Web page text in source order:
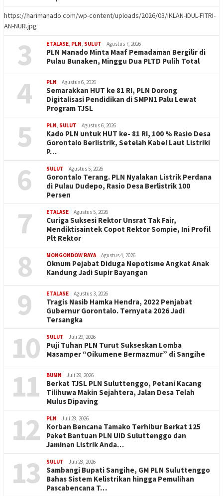
https://harimanado.com/wp-content/uploads/2026/03/IKLAN-IDUL-FITRI-
AN-NUR.jpg
3 ETALASE PLN SULUT Agustus 7, 2026
PLN Manado Minta Maaf Pemadaman Bergilir di
Pulau Bunaken, Minggu Dua PLTD Pulih Total
4 PLN Agustus 6, 2026
Semarakkan HUT ke 81 RI, PLN Dorong
Digitalisasi Pendidikan di SMPN1 Palu Lewat
Program TJSL
5 PLN SULUT Agustus 6, 2026
Kado PLN untuk HUT ke- 81 RI, 100 % Rasio Desa
Gorontalo Berlistrik, Setelah Kabel Laut Listriki
P…
6 SULUT Agustus 5, 2026
Gorontalo Terang. PLN Nyalakan Listrik Perdana
di Pulau Dudepo, Rasio Desa Berlistrik 100
Persen
7 ETALASE Agustus 5, 2026
Curiga Suksesi Rektor Unsrat Tak Fair,
Mendiktisaintek Copot Rektor Sompie, Ini Profil
Plt Rektor
8 MONGONDOW RAYA Agustus 4, 2026
Oknum Pejabat Diduga Nepotisme Angkat Anak
Kandung Jadi Supir Bayangan
9 ETALASE Agustus 3, 2026
Tragis Nasib Hamka Hendra, 2022 Penjabat
Gubernur Gorontalo. Ternyata 2026 Jadi
Tersangka
10 SULUT Juli 29, 2026
Puji Tuhan PLN Turut Sukseskan Lomba
Masamper “Oikumene Bermazmur” di Sangihe
11 BUMN Juli 29, 2026
Berkat TJSL PLN Suluttenggo, Petani Kacang
Tilihuwa Makin Sejahtera, Jalan Desa Telah
Mulus Dipaving
12 PLN Juli 28, 2026
Korban Bencana Tamako Terhibur Berkat 125
Paket Bantuan PLN UID Suluttenggo dan
Jaminan Listrik Anda…
13 SULUT Juli 28, 2026
Sambangi Bupati Sangihe, GM PLN Suluttenggo
Bahas Sistem Kelistrikan hingga Pemulihan
Pascabencana T…